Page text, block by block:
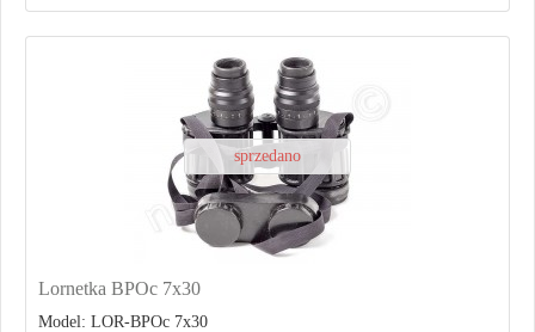
sprzedano
Lornetka BPOc 7x30
Model: LOR-BPOc 7x30